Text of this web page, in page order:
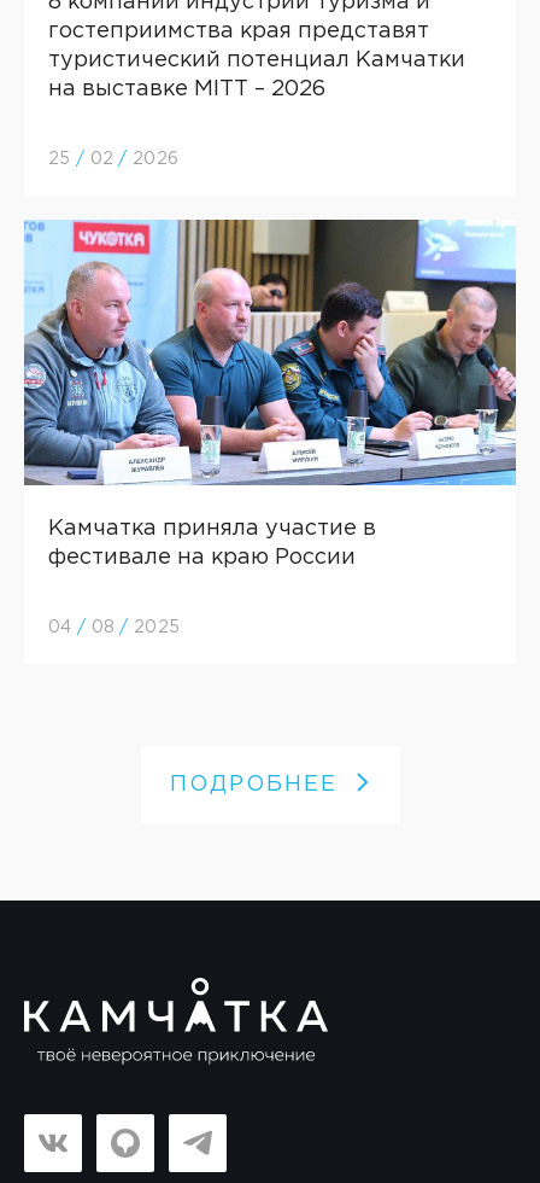
гостеприимства края представят
туристический потенциал Камчатки
на выставке MITT – 2026
25 / 02 / 2026
Камчатка приняла участие в
фестивале на краю России
04 / 08 / 2025
ПОДРОБНЕЕ